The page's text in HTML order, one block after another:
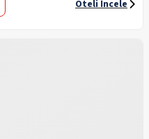
Oteli İncele